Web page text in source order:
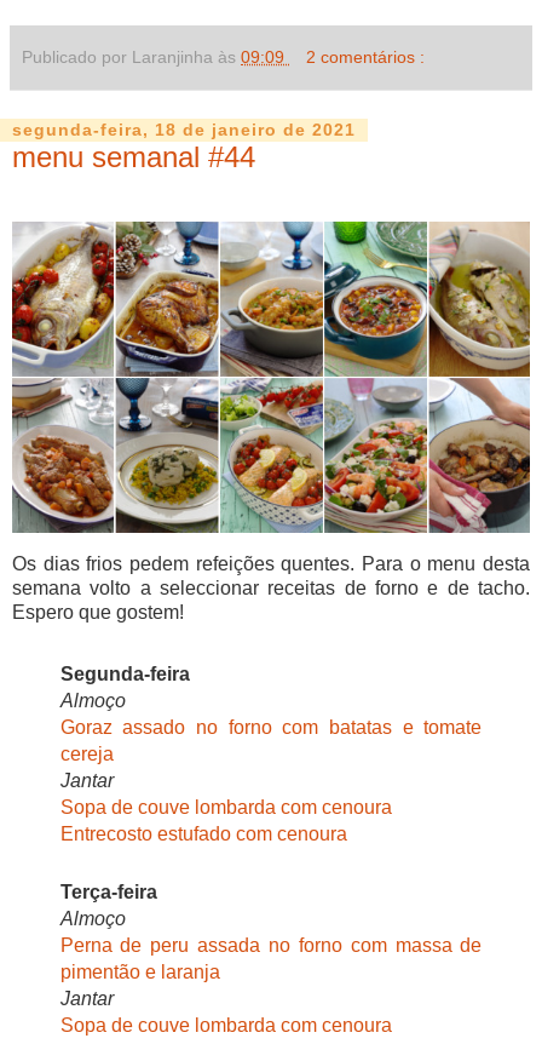
Publicado por Laranjinha às 09:09 2 comentários :
segunda-feira, 18 de janeiro de 2021
menu semanal #44
Os dias frios pedem refeições quentes. Para o menu desta
semana volto a seleccionar receitas de forno e de tacho.
Espero que gostem!
Segunda-feira
Almoço
Goraz assado no forno com batatas e tomate
cereja
Jantar
Sopa de couve lombarda com cenoura
Entrecosto estufado com cenoura
Terça-feira
Almoço
Perna de peru assada no forno com massa de
pimentão e laranja
Jantar
Sopa de couve lombarda com cenoura